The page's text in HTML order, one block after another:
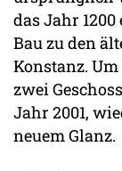
das Jahr
Bau zu den
Konstanz.
zwei
Jahr 2001,
neuem Glanz.